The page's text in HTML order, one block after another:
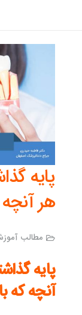
پایه
هر آنچه
مطالب
پایه
آنچه که